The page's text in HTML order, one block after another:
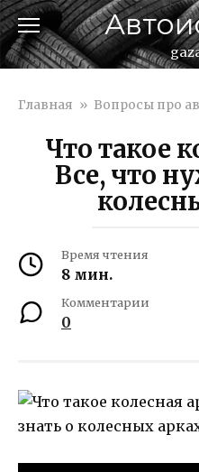
Перейти
к
контенту
Главная » Вопросы про
Что такое
Все, что
Время чтения
8 мин.
Комментарии
0